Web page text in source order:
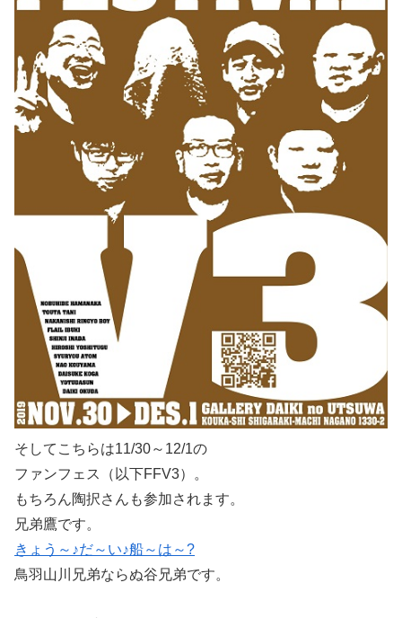
そしてこちらは11/30～12/1の
ファンフェス（以下FFV3）。
もちろん陶択さんも参加されます。
兄弟鷹です。
きょう～♪だ～い♪船～は～?
鳥羽山川兄弟ならぬ谷兄弟です。